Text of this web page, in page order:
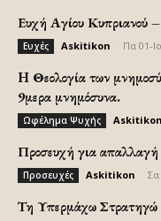
Ευχή Αγίου Κυπριανού
Ευχές Askitikon Πα 01-
H Θεολογία των
9μερα μνημόσυνα.
Ωφέλημα Ψυχής Askitikon
Προσευχή για
Προσευχές Askitikon
Τη Υπερμάχω